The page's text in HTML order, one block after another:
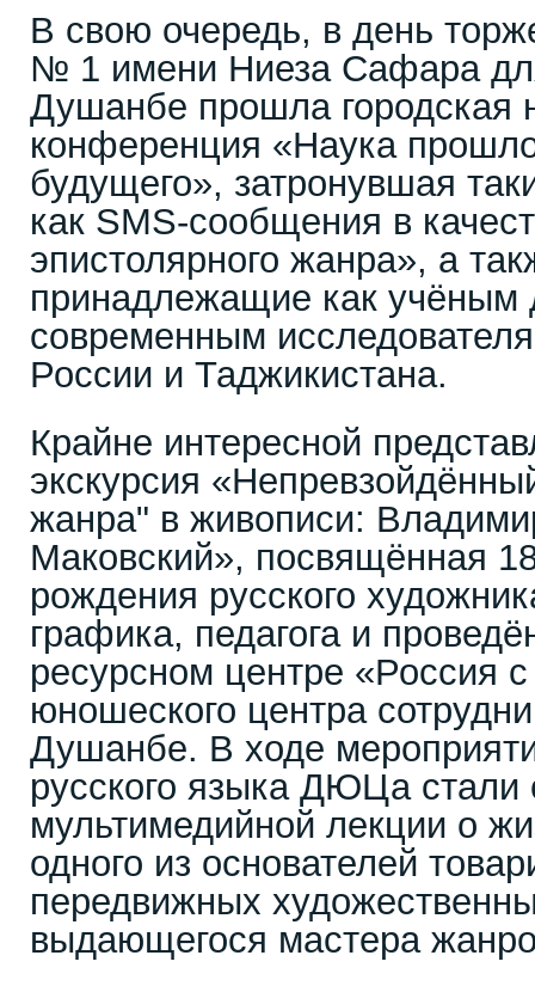
В свою очередь, в день
№ 1 имени Ниеза Сафара
Душанбе прошла городская
конференция «Наука
будущего», затронувшая
как SMS-сообщения в
эпистолярного жанра», а
принадлежащие как учёным
современным
России и Таджикистана.
Крайне интересной
экскурсия
жанра" в живописи:
Маковский», посвящённая
рождения русского
графика, педагога и
ресурсном центре «Россия
юношеского центра
Душанбе. В ходе
русского языка ДЮЦа
мультимедийной лекции о
одного из основателей
передвижных
выдающегося мастера